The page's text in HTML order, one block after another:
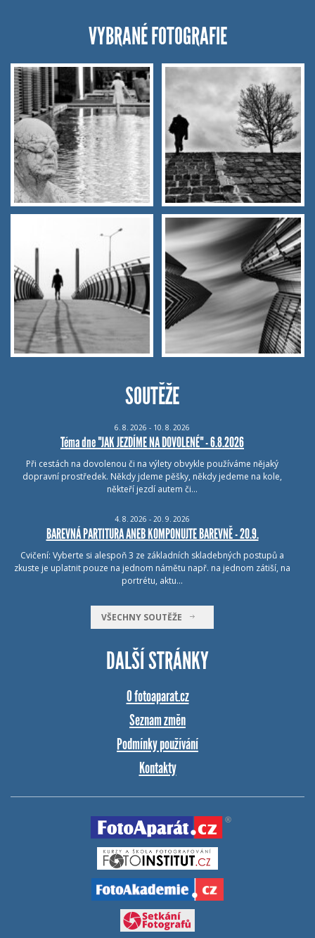
VYBRANÉ FOTOGRAFIE
SOUTĚŽE
6. 8. 2026 - 10. 8. 2026
Téma dne "JAK JEZDÍME NA DOVOLENÉ" - 6.8.2026
Při cestách na dovolenou či na výlety obvykle používáme nějaký
dopravní prostředek. Někdy jdeme pěšky, někdy jedeme na kole,
někteří jezdí autem či…
4. 8. 2026 - 20. 9. 2026
BAREVNÁ PARTITURA ANEB KOMPONUJTE BAREVNĚ - 20.9.
Cvičení: Vyberte si alespoň 3 ze základních skladebných postupů a
zkuste je uplatnit pouze na jednom námětu např. na jednom zátiší, na
portrétu, aktu…
VŠECHNY SOUTĚŽE
DALŠÍ STRÁNKY
O fotoaparat.cz
Seznam změn
Podmínky používání
Kontakty